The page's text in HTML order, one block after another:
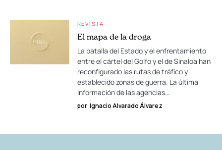
REVISTA
El mapa de la droga
La batalla del Estado y el enfrentamiento
entre el cártel del Golfo y el de Sinaloa han
reconfigurado las rutas de tráfico y
establecido zonas de guerra. La última
información de las agencias…
por Ignacio Alvarado Álvarez